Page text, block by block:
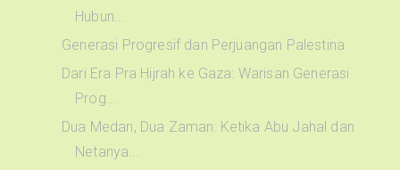
Hubun...
Generasi Progresif dan Perjuangan Palestina
Dari Era Pra Hijrah ke Gaza: Warisan Generasi
Prog...
Dua Medan, Dua Zaman: Ketika Abu Jahal dan
Netanya...